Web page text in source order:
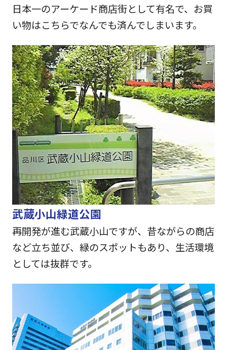
日本一のアーケード商店街として有名で、お買
い物はこちらでなんでも済んでしまいます。
武蔵小山緑道公園
再開発が進む武蔵小山ですが、昔ながらの商店
など立ち並び、緑のスポットもあり、生活環境
としては抜群です。